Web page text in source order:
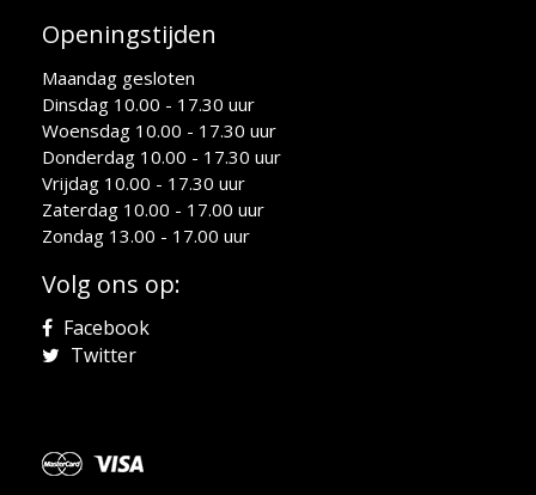
Openingstijden
Maandag gesloten
Dinsdag 10.00 - 17.30 uur
Woensdag 10.00 - 17.30 uur
Donderdag 10.00 - 17.30 uur
Vrijdag 10.00 - 17.30 uur
Zaterdag 10.00 - 17.00 uur
Zondag 13.00 - 17.00 uur
Volg ons op:
Facebook
Twitter